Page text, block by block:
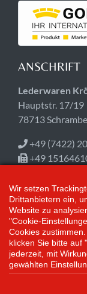
ANSCHRIFT
Lederwaren
Hauptstr. 17/19
78713
+49 (7422)
+49
Jetzt geschlossen!
Mo-Fr 09:00-
Sa 09:00-14:00
Wir setzen
Drittanbietern ein,
Website zu
"Cookie-
Cookies
klicken Sie bitte auf
jederzeit, mit
gewählten